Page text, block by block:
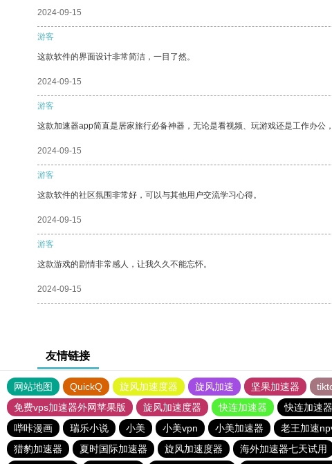
2024-09-15
游客
这款软件的界面设计非常简洁，一目了然。
2024-09-15
游客
这款加速器app简直是居家旅行必备神器，无论是看视频、玩游戏还是工作办公
2024-09-15
游客
这款软件的社区氛围非常好，可以与其他用户交流学习心得。
2024-09-15
游客
这款游戏的剧情非常感人，让我久久不能忘怀。
2024-09-15
友情链接
网站地图 QuickQ 旋风加速度器 旋风加速 坚果加速器
免费vps加速器外网苹果版
旋风加速度器 快连加速器 快连加速
哔咔漫画
瑞乐小说 小美 小美vpn 小美加速器 老王加速
猎豹加速器
夏时国际加速器 旋风加速度器 海外加速器七天试用